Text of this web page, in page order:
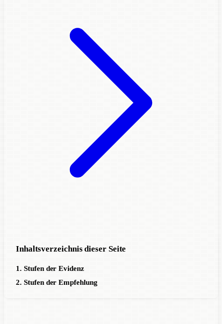
Inhaltsverzeichnis dieser Seite
1. Stufen der Evidenz
2. Stufen der Empfehlung